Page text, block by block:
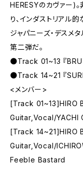
HERESYのカヴァー)
り、インダストリアル
ジャパニーズ・デスメ
第二弾だ。
●Track 01~13 『
●Track 14~21 『
<メンバー>
[Track 01~13]HIRO
Guitar,Vocal/YACHI
[Track 14~21]HIRO
Guitar,Vocal/
Feeble Bastard